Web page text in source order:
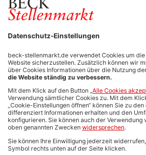
FÜR ARBEITGEBER
Stellenmarktpreise
Anzeigen-AGB
Media-Daten
Newsletteranmeldung
Produktübersicht
ALLGEMEIN
FAQs
Impressum